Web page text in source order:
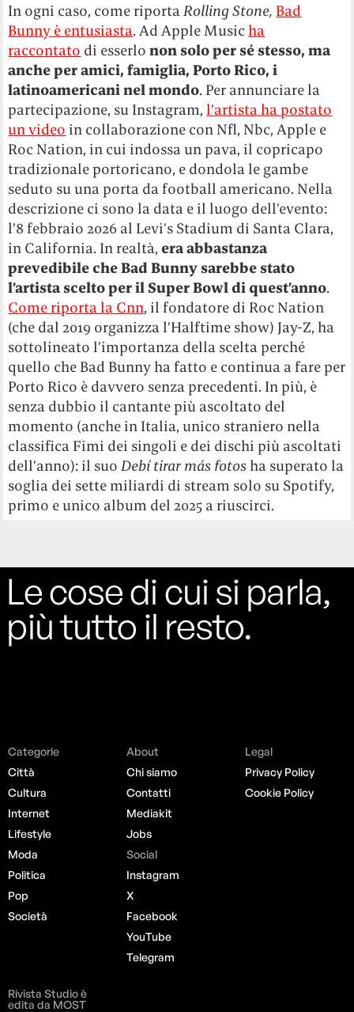
In ogni caso, come riporta Rolling Stone, Bad
Bunny è entusiasta. Ad Apple Music ha
raccontato di esserlonon solo per sé stesso, ma
anche per amici, famiglia, Porto Rico, i
latinoamericani nel mondo. Per annunciare la
partecipazione, su Instagram, l’artista ha postato
un video in collaborazione con Nfl, Nbc, Apple e
Roc Nation, in cui indossa un pava, il copricapo
tradizionale portoricano, e dondola le gambe
seduto su una porta da football americano. Nella
descrizione ci sono la data e il luogo dell’evento:
l’8 febbraio 2026 al Levi’s Stadium di Santa Clara,
in California. In realtà,era abbastanza
prevedibileche Bad Bunny sarebbe stato
l’artista scelto per il Super Bowl di quest’anno.
Come riporta la Cnn, il fondatore di Roc Nation
(che dal 2019 organizza l’Halftime show) Jay-Z, ha
sottolineato l’importanza della scelta perché
quello che Bad Bunny ha fatto e continua a fare per
Porto Rico è davvero senza precedenti. In più, è
senza dubbio il cantante più ascoltato del
momento (anche in Italia, unico straniero nella
classifica Fimi dei singoli e dei dischi più ascoltati
dell’anno): il suo Debí tirar más fotos ha superato la
soglia dei sette miliardi di stream solo su Spotify,
primo e unico album del 2025 a riuscirci.
Le cose di cui si parla,
più tutto il resto.
Categorie
Città
Cultura
Internet
Lifestyle
Moda
Politica
Pop
Società
About
Chi siamo
Contatti
Mediakit
Jobs
Social
Instagram
X
Facebook
YouTube
Telegram
Legal
Privacy Policy
Cookie Policy
Rivista Studio è
edita da MOST